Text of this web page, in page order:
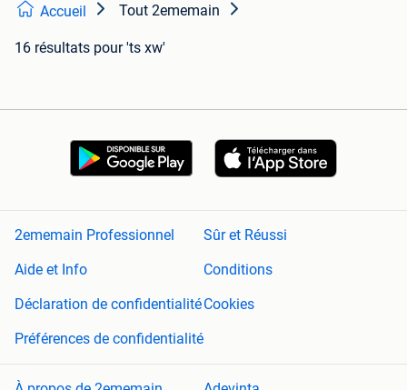
Accueil Tout 2ememain
16 résultats pour 'ts xw'
2ememain Professionnel
Sûr et Réussi
Aide et Info
Conditions
Déclaration de confidentialitéCookies
Préférences de confidentialité